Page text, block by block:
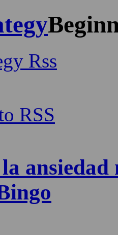
RSS